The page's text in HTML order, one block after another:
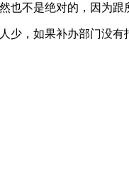
也不是绝对的，因为
少，如果补办部门没